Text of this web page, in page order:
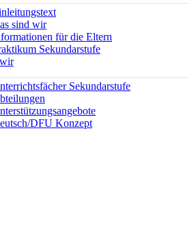
sind wir
für die Eltern
Sekundarstufe
Sekundarstufe
DFU Konzept